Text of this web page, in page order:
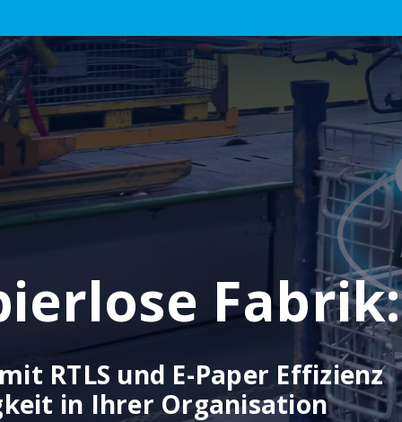
Fabrik:
RTLS und E-Paper Effizienz
in Ihrer Organisation